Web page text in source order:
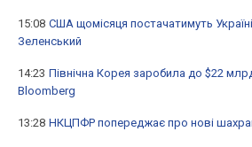
15:08 США щомісяця постачатимуть
Зеленський
14:23 Північна Корея заробила до $22
Bloomberg
13:28 НКЦПФР попереджає про нові